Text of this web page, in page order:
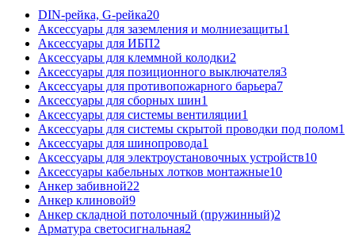
DIN-рейка, G-рейка20
Аксессуары для заземления и молниезащиты1
Аксессуары для ИБП2
Аксессуары для клеммной колодки2
Аксессуары для позиционного выключателя3
Аксессуары для противопожарного барьера7
Аксессуары для сборных шин1
Аксессуары для системы вентиляции1
Аксессуары для системы скрытой проводки под полом1
Аксессуары для шинопровода1
Аксессуары для электроустановочных устройств10
Аксессуары кабельных лотков монтажные10
Анкер забивной22
Анкер клиновой9
Анкер складной потолочный (пружинный)2
Арматура светосигнальная2